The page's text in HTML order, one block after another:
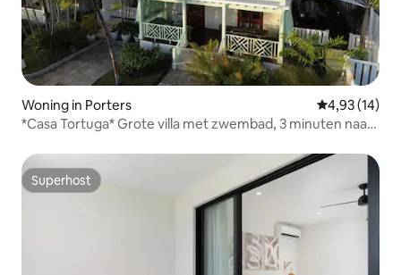
Woning in Porters Gemiddelde
4,93 (14)
*Casa Tortuga* Grote villa met zwembad, 3 minuten naar
Superhost
Superhost